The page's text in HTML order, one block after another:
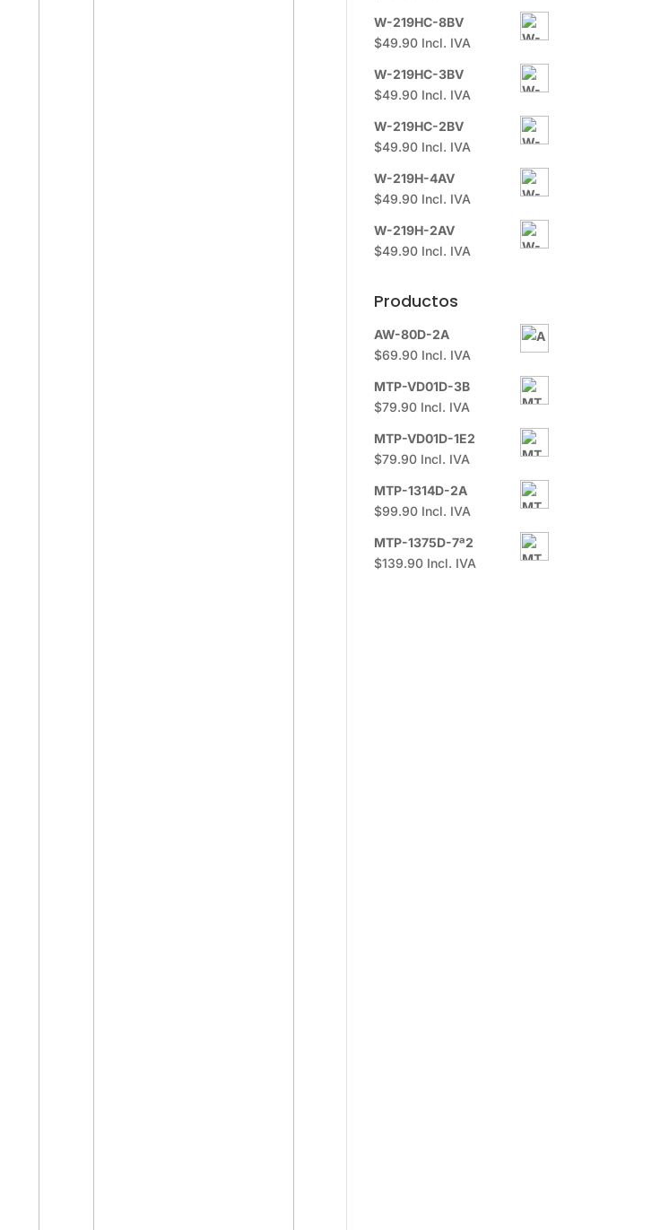
W-219HC-8BV
$49.90 Incl. IVA
W-219HC-3BV
$49.90 Incl. IVA
W-219HC-2BV
$49.90 Incl. IVA
W-219H-4AV
$49.90 Incl. IVA
W-219H-2AV
$49.90 Incl. IVA
Productos
AW-80D-2A
$69.90 Incl. IVA
MTP-VD01D-3B
$79.90 Incl. IVA
MTP-VD01D-1E2
$79.90 Incl. IVA
MTP-1314D-2A
$99.90 Incl. IVA
MTP-1375D-7ª2
$139.90 Incl. IVA